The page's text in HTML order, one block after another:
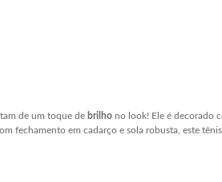
de um toque de brilho no look! Ele é decorado
fechamento em cadarço e sola robusta, este